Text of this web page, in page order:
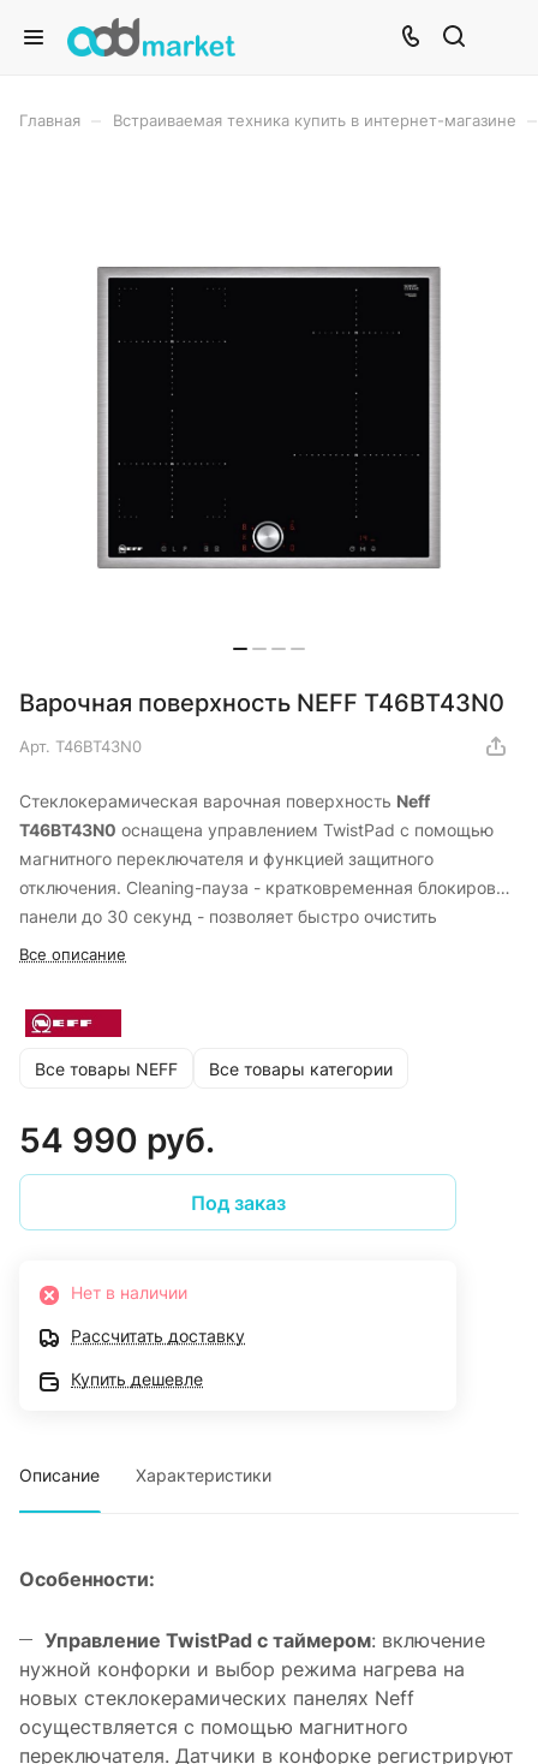
Главная Встраиваемая техника купить в интернет-магазине
Варочная поверхность NEFF T46BT43N0
Арт. T46BT43N0
Стеклокерамическая варочная поверхность Neff
T46BT43N0 оснащена управлением TwistPad с помощью
магнитного переключателя и функцией защитного
отключения. Cleaning-пауза - кратковременная блокировка
панели до 30 секунд - позволяет быстро очистить
поверхность.
Все описание
Все товары NEFF Все товары категории
54 990 руб.
Под заказ
Нет в наличии
Рассчитать доставку
Купить дешевле
Описание Характеристики
Особенности:
Управление TwistPad с таймером: включение
нужной конфорки и выбор режима нагрева на
новых стеклокерамических панелях Neff
осуществляется с помощью магнитного
переключателя. Датчики в конфорке регистрируют